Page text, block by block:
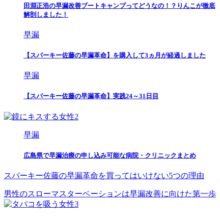
田淵正浩の早漏改善ブートキャンプってどうなの！？りんこが徹底
解剖しました！
早漏
【スパーキー佐藤の早漏革命】を購入して3ヵ月が経過しました
早漏
【スパーキー佐藤の早漏革命】実践24～31日目
早漏
広島県で早漏治療の申し込み可能な病院・クリニックまとめ
スパーキー佐藤の早漏革命を買ってはいけない5つの理由
男性のスローマスターベーションは早漏改善に向けた第一歩